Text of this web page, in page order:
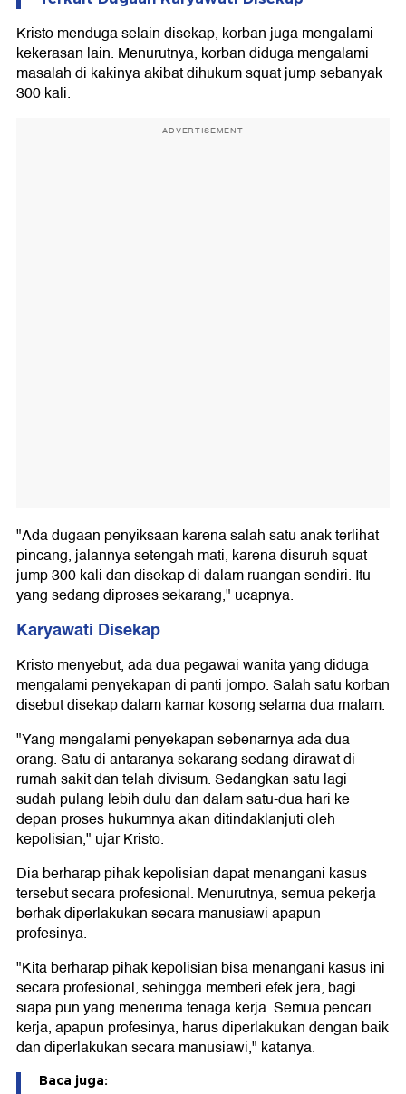
Kristo menduga selain disekap, korban juga mengalami
kekerasan lain. Menurutnya, korban diduga mengalami
masalah di kakinya akibat dihukum squat jump sebanyak
300 kali.
ADVERTISEMENT
"Ada dugaan penyiksaan karena salah satu anak terlihat
pincang, jalannya setengah mati, karena disuruh squat
jump 300 kali dan disekap di dalam ruangan sendiri. Itu
yang sedang diproses sekarang," ucapnya.
Karyawati Disekap
Kristo menyebut, ada dua pegawai wanita yang diduga
mengalami penyekapan di panti jompo. Salah satu korban
disebut disekap dalam kamar kosong selama dua malam.
"Yang mengalami penyekapan sebenarnya ada dua
orang. Satu di antaranya sekarang sedang dirawat di
rumah sakit dan telah divisum. Sedangkan satu lagi
sudah pulang lebih dulu dan dalam satu-dua hari ke
depan proses hukumnya akan ditindaklanjuti oleh
kepolisian," ujar Kristo.
Dia berharap pihak kepolisian dapat menangani kasus
tersebut secara profesional. Menurutnya, semua pekerja
berhak diperlakukan secara manusiawi apapun
profesinya.
"Kita berharap pihak kepolisian bisa menangani kasus ini
secara profesional, sehingga memberi efek jera, bagi
siapa pun yang menerima tenaga kerja. Semua pencari
kerja, apapun profesinya, harus diperlakukan dengan baik
dan diperlakukan secara manusiawi," katanya.
Baca juga: